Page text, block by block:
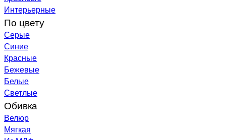
Интерьерные
По цвету
Серые
Синие
Красные
Бежевые
Белые
Светлые
Обивка
Велюр
Мягкая